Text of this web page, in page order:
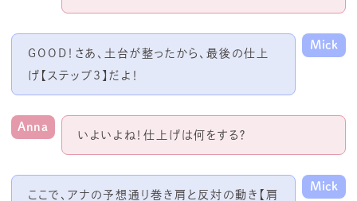
GOOD！さあ、土台が整ったから、最後の仕上
げ【ステップ 3 】だよ！
Mick
Anna
いよいよね！仕上げは何をする？
ここで、アナの予想通り巻き肩と反対の動き【肩
Mick